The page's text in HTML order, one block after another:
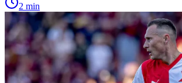
2 min